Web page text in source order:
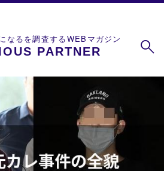
なるを調査するWEBマガジン
PARTNER